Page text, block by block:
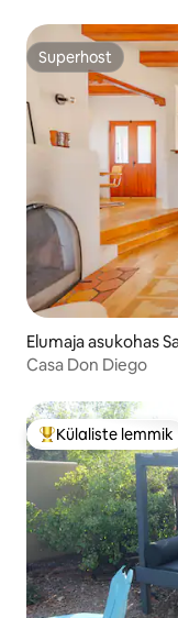
Superhost
Superhost
Elumaja asukohas
Casa Don Diego
Külaliste suur
Külaliste lemmik